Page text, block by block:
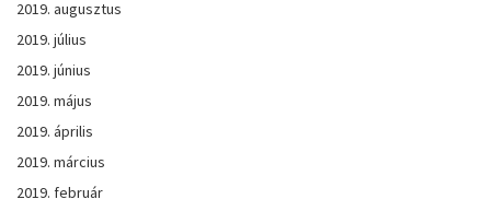
2019. augusztus
2019. július
2019. június
2019. május
2019. április
2019. március
2019. február